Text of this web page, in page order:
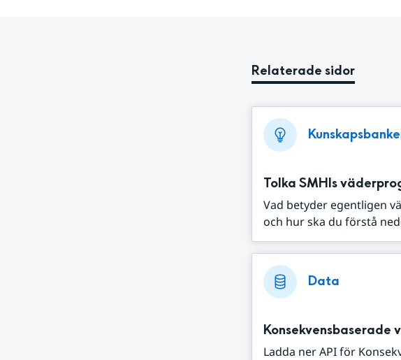
Relaterade sidor
Tolka SMHIs
Vad betyder egentligen
och hur ska du förstå
Data
Konsekvensbaserade
Ladda ner API för